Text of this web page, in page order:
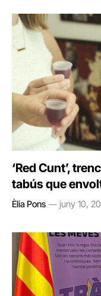
‘Red Cunt’,
tabús que
Èlia Pons juny 10,